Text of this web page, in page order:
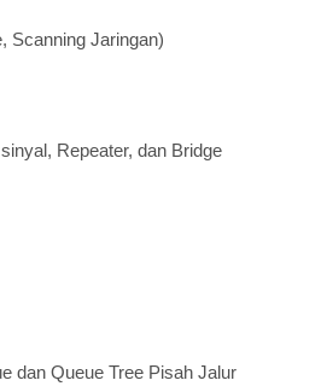
Scanning Jaringan)
Repeater, dan Bridge
dan Queue Tree Pisah Jalur